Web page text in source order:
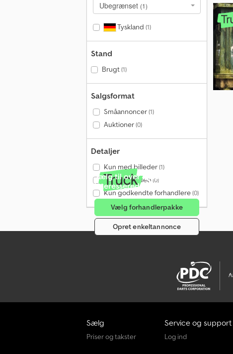
Ubegrænset (1)
Tyskland (1)
Stand
Brugt(1)
Salgsformat
Småannoncer(1)
Auktioner(0)
Detaljer
Kun med billeder(1)
Kun med video(0)
Kun godkendte forhandlere(0)
Sælg til over 4 millioner
interesserede om måneden
Vælg forhandlerpakke
Opret enkeltannonce
Sælg
Priser og takster
Service og support
Log ind